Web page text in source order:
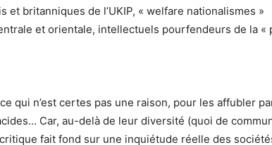
britanniques de l’UKIP, « welfare nationalismes »
et orientale, intellectuels pourfendeurs de la «
qui n’est certes pas une raison, pour les affubler
Car, au-delà de leur diversité (quoi de
fait fond sur une inquiétude réelle des